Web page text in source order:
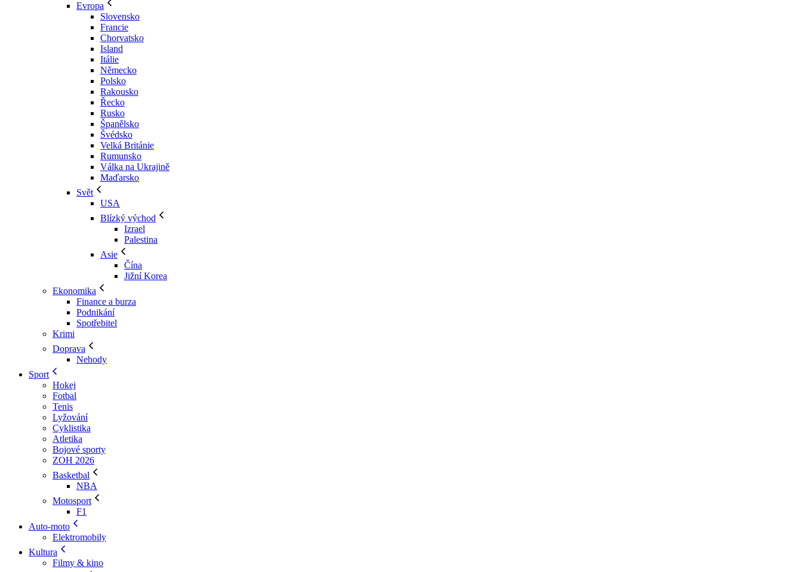
Evropa
Slovensko
Francie
Chorvatsko
Island
Itálie
Německo
Polsko
Rakousko
Řecko
Rusko
Španělsko
Švédsko
Velká Británie
Rumunsko
Válka na Ukrajině
Maďarsko
Svět
USA
Blízký východ
Izrael
Palestina
Asie
Čína
Jižní Korea
Ekonomika
Finance a burza
Podnikání
Spotřebitel
Krimi
Doprava
Nehody
Sport
Hokej
Fotbal
Tenis
Lyžování
Cyklistika
Atletika
Bojové sporty
ZOH 2026
Basketbal
NBA
Motosport
F1
Auto-moto
Elektromobily
Kultura
Filmy & kino